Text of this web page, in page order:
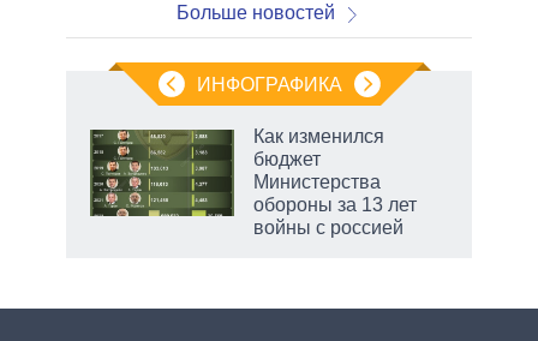
Больше новостей
ИНФОГРАФИКА
Как изменился
бюджет
Министерства
обороны за 13 лет
войны с россией